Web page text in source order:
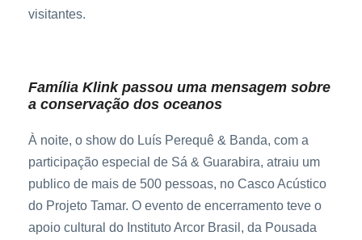
visitantes.
Família Klink passou uma mensagem sobre
a conservação dos oceanos
À noite, o show do Luís Perequê & Banda, com a
participação especial de Sá & Guarabira, atraiu um
publico de mais de 500 pessoas, no Casco Acústico
do Projeto Tamar. O evento de encerramento teve o
apoio cultural do Instituto Arcor Brasil, da Pousada